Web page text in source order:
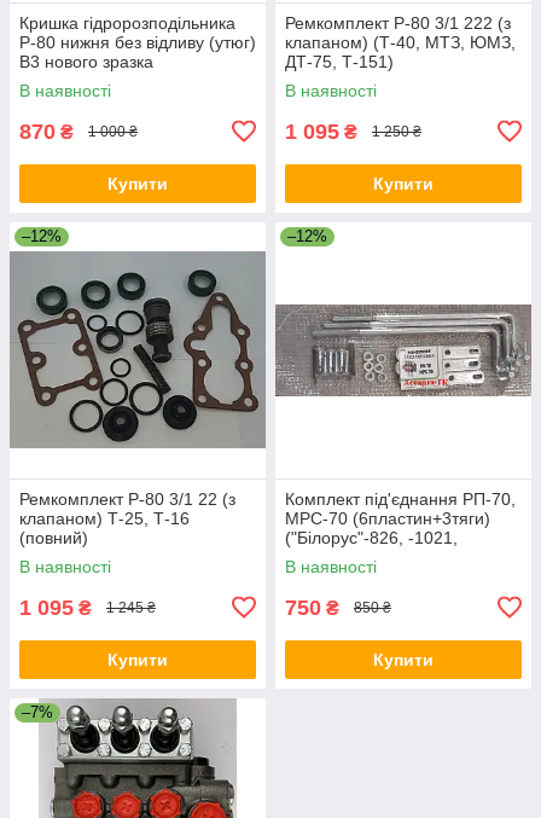
Кришка гідророзподільника
Р-80 нижня без відливу (утюг)
В3 нового зразка
В наявності
870 ₴ 1 000 ₴
Купити
Ремкомплект Р-80 3/1 222 (з
клапаном) (Т-40, МТЗ, ЮМЗ,
ДТ-75, Т-151)
В наявності
1 095 ₴ 1 250 ₴
Купити
–12%
Ремкомплект Р-80 3/1 22 (з
клапаном) Т-25, Т-16
(повний)
В наявності
1 095 ₴ 1 245 ₴
Купити
–12%
Комплект під'єднання РП-70,
МРС-70 (6пластин+3тяги)
("Білорус"-826, -1021,
МТЗ-1221)
В наявності
750 ₴ 850 ₴
Купити
–7%